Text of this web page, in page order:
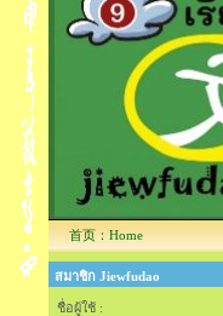
首页：Home
สมาชิก Jiewfudao
ชื่อผู้ใช้ :